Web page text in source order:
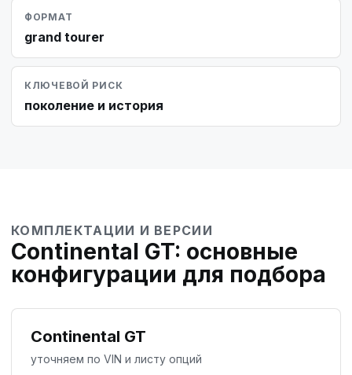
ФОРМАТ
grand tourer
КЛЮЧЕВОЙ РИСК
поколение и история
КОМПЛЕКТАЦИИ И ВЕРСИИ
Continental GT: основные
конфигурации для подбора
Continental GT
уточняем по VIN и листу опций